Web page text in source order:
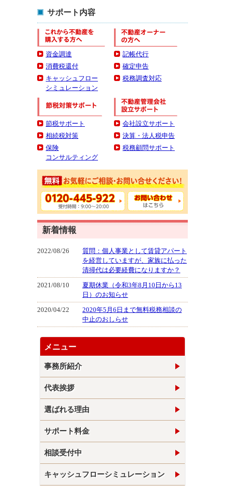
サポート内容
資金調達
消費税還付
キャッシュフロー
シミュレーション
記帳代行
確定申告
税務調査対応
節税サポート
相続税対策
保険
コンサルティング
会社設立サポート
決算・法人税申告
税務顧問サポート
新着情報
2022/08/26
質問：個人事業として賃貸アパート
を経営していますが、家族に払った
清掃代は必要経費になりますか？
2021/08/10
夏期休業（令和3年8月10日から13
日）のお知らせ
2020/04/22
2020年5月6日まで無料税務相談の
中止のおしらせ
メニュー
事務所紹介
代表挨拶
選ばれる理由
サポート料金
相談受付中
キャッシュフローシミュレーション